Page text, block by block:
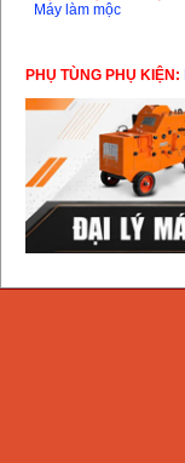
Máy làm mộc
PHỤ TÙNG PHỤ KIỆN: